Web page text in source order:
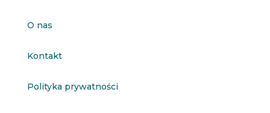
O nas
Kontakt
Polityka prywatności